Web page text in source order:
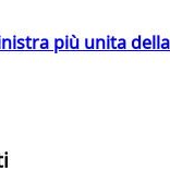
più unita